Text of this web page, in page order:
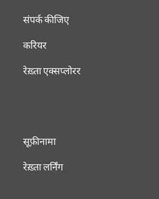
संपर्क कीजिए
करियर
रेख़्ता एक्सप्लोरर
सूफ़ीनामा
रेख़्ता लर्निंग